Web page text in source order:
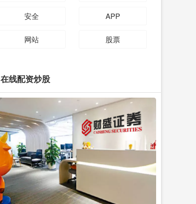
安全 APP
网站 股票
在线配资炒股